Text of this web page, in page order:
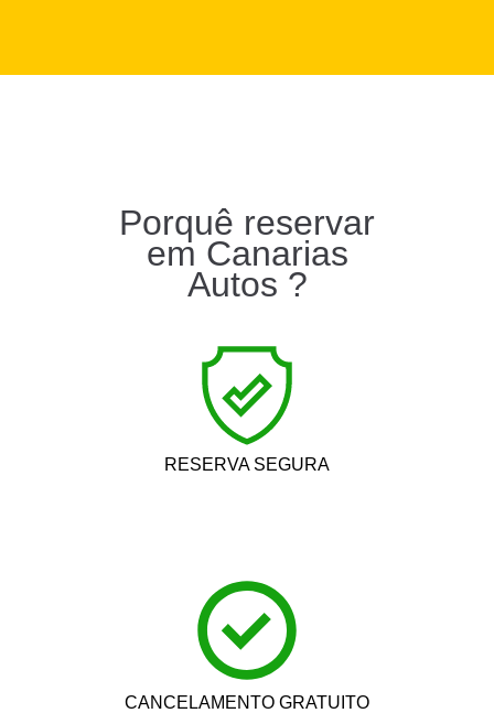
Porquê reservar
em Canarias
Autos ?
RESERVA SEGURA
CANCELAMENTO GRATUITO